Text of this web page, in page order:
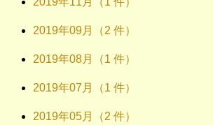
2019年09月（2 件）
2019年08月（1 件）
2019年07月（1 件）
2019年05月（2 件）